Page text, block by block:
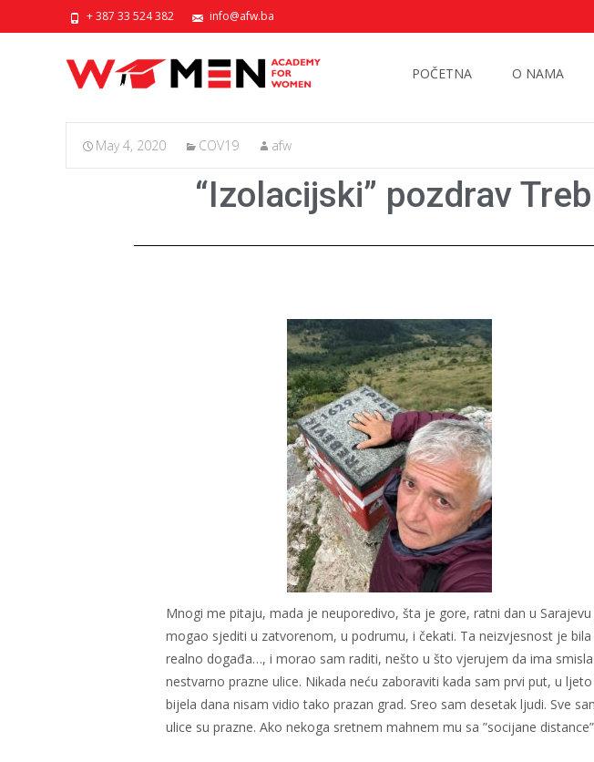
+ 387 33 524 382 info@afw.ba
POČETNA O NAMA
May 4, 2020 COV19 afw
“Izolacijski” pozdrav
Mnogi me pitaju, mada je neuporedivo, šta je gore, ratni dan u
mogao sjediti u zatvorenom, u podrumu, i čekati. Ta neizvjesnost je
realno događa…, i morao sam raditi, nešto u što vjerujem da ima
nestvarno prazne ulice. Nikada neću zaboraviti kada sam prvi put, u
bijela dana nisam vidio tako prazan grad. Sreo sam desetak ljudi. Sve
ulice su prazne. Ako nekoga sretnem mahnem mu sa ”socijane